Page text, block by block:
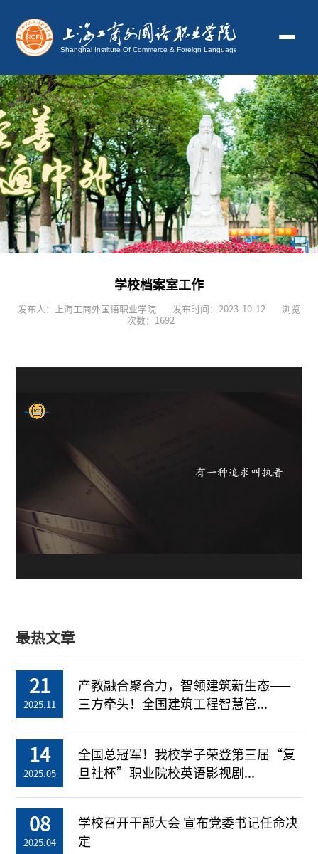
学校档案室工作
发布人：上海工商外国语职业学院 发布时间：2023-10-12
浏览
次数：
1692
最热文章
21
2025.11
产教融合聚合力，智领建筑新生态——
三方牵头！全国建筑工程智慧管...
14
2025.05
全国总冠军！我校学子荣登第三届“复
旦社杯”职业院校英语影视剧...
08
2025.04
学校召开干部大会 宣布党委书记任命决
定